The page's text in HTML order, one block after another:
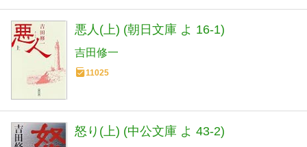
悪人(上) (朝日文庫 よ 16-1)
吉田修一
11025
怒り(上) (中公文庫 よ 43-2)